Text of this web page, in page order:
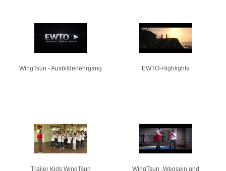
WingTsun - Ausbilderlehrgang EWTO-Highlights
Trailer Kids WingTsun WingTsun „Wegsein und